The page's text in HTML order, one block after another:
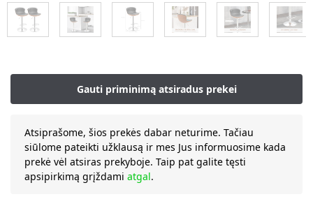
Atsiprašome, šios prekės dabar neturime. Tačiau
siūlome pateikti užklausą ir mes Jus informuosime kada
prekė vėl atsiras prekyboje. Taip pat galite tęsti
apsipirkimą grįždami atgal.